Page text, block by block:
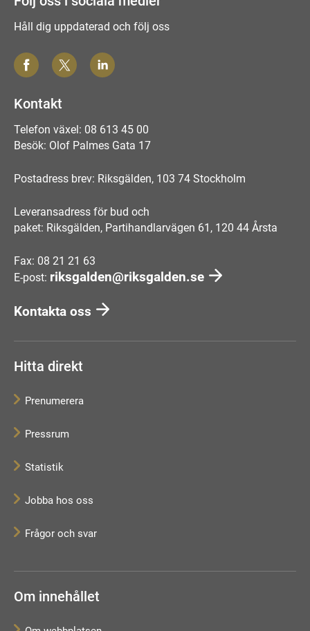
Håll dig uppdaterad och följ oss
Kontakt
Telefon växel: 08 613 45 00
Besök: Olof Palmes Gata 17
Postadress brev: Riksgälden, 103 74 Stockholm
Leveransadress för bud och
paket: Riksgälden, Partihandlarvägen 61, 120 44 Årsta
Fax: 08 21 21 63
E-post: riksgalden@riksgalden.se
Kontakta oss
Hitta direkt
Prenumerera
Pressrum
Statistik
Jobba hos oss
Frågor och svar
Om innehållet